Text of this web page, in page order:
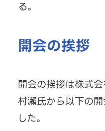
る。
開会の挨拶
開会の挨拶は株式
村瀨氏から以下の
した。